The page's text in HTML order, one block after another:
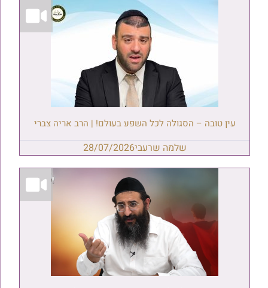
עין טובה – הסגולה לכל השפע בעולם! | הרב אריה צברי
שלמה שרעבי28/07/2026